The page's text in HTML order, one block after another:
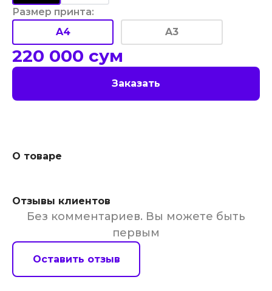
Размер принта:
A4
A3
220 000 сум
Заказать
О товаре
Отзывы клиентов
Без комментариев. Вы можете быть
первым
Оставить отзыв